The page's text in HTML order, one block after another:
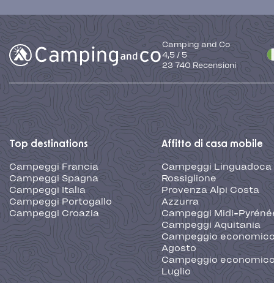
Camping and Co
4,5 / 5
23 740 Recensioni
Top destinations
Campeggi Francia
Campeggi Spagna
Campeggi Italia
Campeggi Portogallo
Campeggi Croazia
Affitto di casa mobile
Campeggi Linguadoca
Rossiglione
Provenza Alpi Costa
Azzurra
Campeggi Midi-
Campeggi Aquitania
Campeggio
Agosto
Campeggio
Luglio